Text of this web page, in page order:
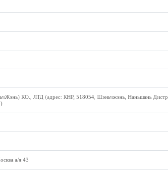
КО., ЛТД (адрес: КНР, 518054, Шэньчжэнь, Наньшань
а/я 43